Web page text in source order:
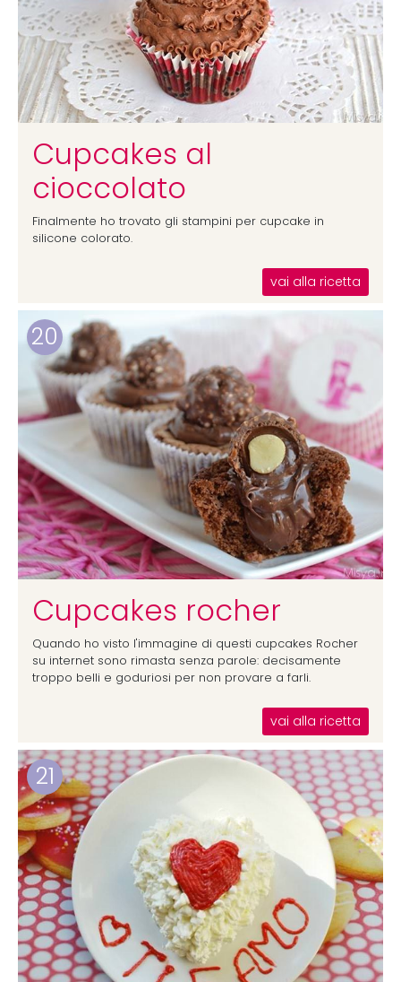
Cupcakes al
cioccolato
Finalmente ho trovato gli stampini per cupcake in
silicone colorato.
vai alla ricetta
20
Cupcakes rocher
Quando ho visto l'immagine di questi cupcakes Rocher
su internet sono rimasta senza parole: decisamente
troppo belli e goduriosi per non provare a farli.
vai alla ricetta
21